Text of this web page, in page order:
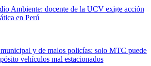
Ambiente: docente de la UCV exige acción
en Perú
y de malos policías: solo MTC puede
vehículos mal estacionados